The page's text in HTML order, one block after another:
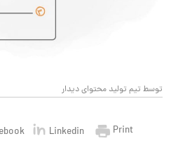
توسط تیم تولید محتوای دیدار
Linkedin Print